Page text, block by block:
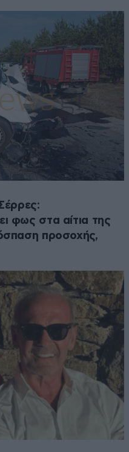
φως στα αίτια της
προσοχής,